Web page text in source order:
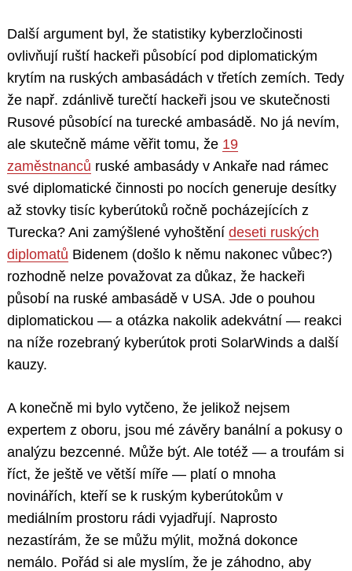
Další argument byl, že statistiky kyberzločinosti
ovlivňují ruští hackeři působící pod diplomatickým
krytím na ruských ambasádách v třetích zemích. Tedy
že např. zdánlivě turečtí hackeři jsou ve skutečnosti
Rusové působící na turecké ambasádě. No já nevím,
ale skutečně máme věřit tomu, že 19
zaměstnanců ruské ambasády v Ankaře nad rámec
své diplomatické činnosti po nocích generuje desítky
až stovky tisíc kyberútoků ročně pocházejících z
Turecka? Ani zamýšlené vyhoštění deseti ruských
diplomatů Bidenem (došlo k němu nakonec vůbec?)
rozhodně nelze považovat za důkaz, že hackeři
působí na ruské ambasádě v USA. Jde o pouhou
diplomatickou — a otázka nakolik adekvátní — reakci
na níže rozebraný kyberútok proti SolarWinds a další
kauzy.
A konečně mi bylo vytčeno, že jelikož nejsem
expertem z oboru, jsou mé závěry banální a pokusy o
analýzu bezcenné. Může být. Ale totéž — a troufám si
říct, že ještě ve větší míře — platí o mnoha
novinářích, kteří se k ruským kyberútokům v
mediálním prostoru rádi vyjadřují. Naprosto
nezastírám, že se můžu mýlit, možná dokonce
nemálo. Pořád si ale myslím, že je záhodno, aby